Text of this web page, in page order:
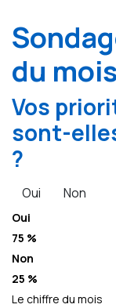
du mois
Vos
sont-
?
Oui Non
Oui
75 %
Non
25 %
Le chiffre du mois